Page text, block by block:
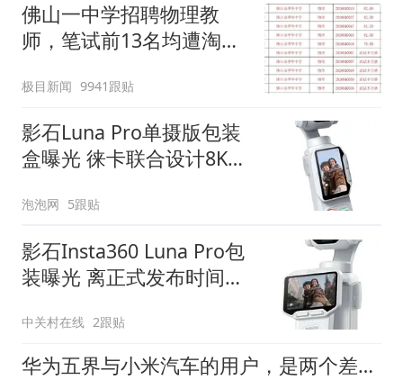
佛山一中学招聘物理教
师，笔试前13名均遭淘
聘，成立调查组全面核查
极目新闻 9941跟贴
影石Luna Pro单摄版包装
盒曝光 徕卡联合设计8K云
泡泡网 5跟贴
影石Insta360 Luna Pro包
装曝光 离正式发布时间不
中关村在线 2跟贴
华为五界与小米汽车的用户，是两个差异最大的购车群体吧？